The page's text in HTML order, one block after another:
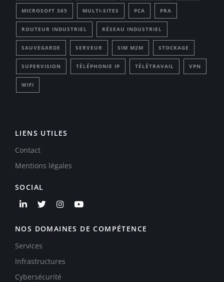
MICROSOFT 365 MULTI-SITES PCA PRA
ROUTEUR INDUSTRIEL RÉSEAU INDUSTRIEL
SAUVEGARDE SERVEUR SIM M2M STOCKAGE
SUPERVISION TÉLÉPHONIE IP TÉLÉTRAVAIL VPN
WIFI
LIENS UTILES
Contact
Mentions légales
SOCIAL
NOS DOMAINES DE COMPÉTENCE
Services
Infrastructures
Cybersécurité